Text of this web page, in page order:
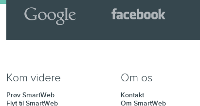
Kom videre
Prøv SmartWeb
Flyt til SmartWeb
Om os
Kontakt
Om SmartWeb